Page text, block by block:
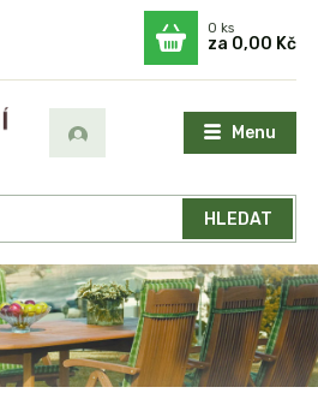
Menu
HLEDAT
0ks
za 0,00 Kč